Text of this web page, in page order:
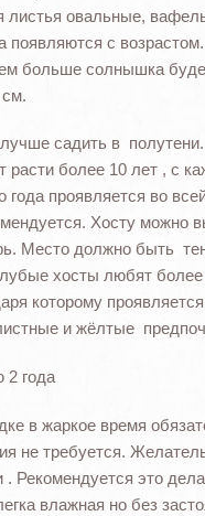
листья овальные,
появляются с
больше солнышка
садить в
расти более 10 лет , с
года проявляется во
Хосту можно
Место должно быть
хосты любят
которому
и жёлтые
2 года
в жаркое время
не требуется.
Рекомендуется это
влажная но без